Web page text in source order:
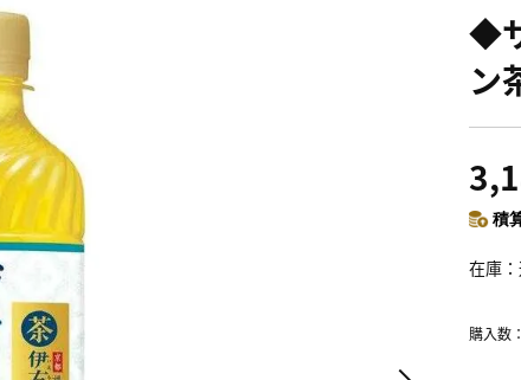
◆
ン
積
在庫
購入数：